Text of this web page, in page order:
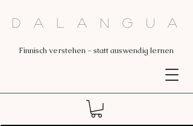
Finnisch verstehen - statt auswendig lernen
Dalangua